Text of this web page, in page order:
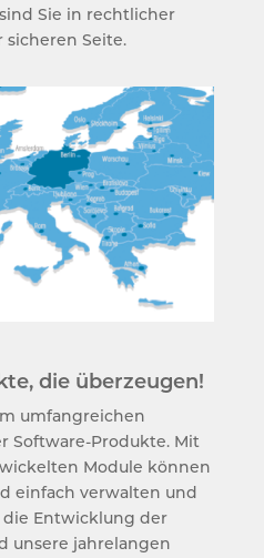
Sie in rechtlicher
Seite.
die überzeugen!
umfangreichen
Software-Produkte. Mit
Module können
einfach verwalten und
Entwicklung der
unsere jahrelangen